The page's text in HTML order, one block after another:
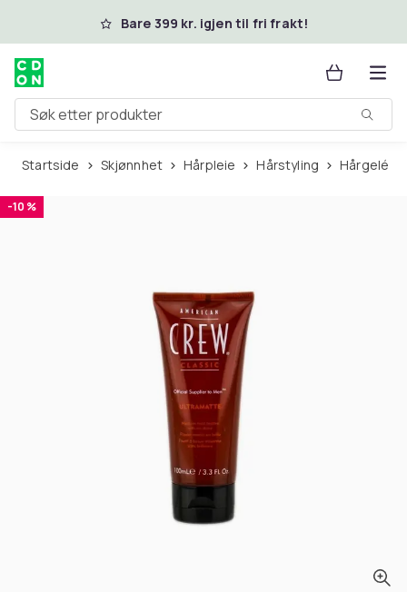
Hopp til hovedinnholdBare 399 kr. igjen til fri frakt!
Søk etter produkter
Startside Skjønnhet Hårpleie Hårstyling Hårgelé
-10 %